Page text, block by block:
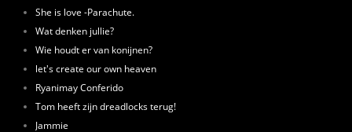
She is love -Parachute.
Wat denken jullie?
Wie houdt er van konijnen?
let's create our own heaven
Ryanimay Conferido
Tom heeft zijn dreadlocks terug!
Jammie